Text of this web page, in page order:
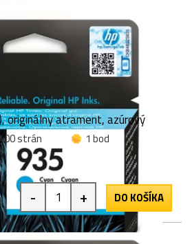
originálny atrament, azúrový
strán
1 bod
- + DO KOŠÍKA